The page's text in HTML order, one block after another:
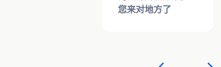
您来对地方了